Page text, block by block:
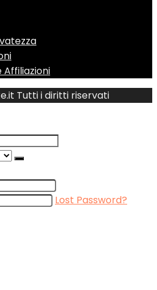
Affiliazioni
Tutti i diritti riservati
Lost Password?